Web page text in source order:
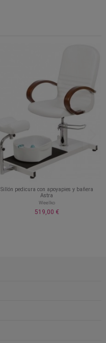
Sillón pedicura con apoyapies y bañera
Astra
Weelko
519,00 €